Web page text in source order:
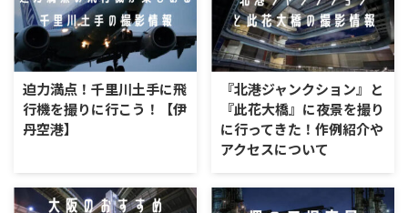
迫力満点！千里川土手に飛
行機を撮りに行こう！【伊
丹空港】
『北港ジャンクション』と
『此花大橋』に夜景を撮り
に行ってきた！作例紹介や
アクセスについて